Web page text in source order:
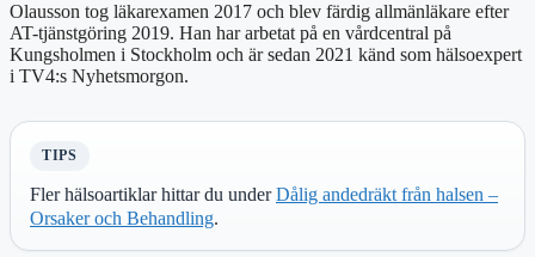
Olausson tog läkarexamen 2017 och blev färdig allmänläkare efter
AT-tjänstgöring 2019. Han har arbetat på en vårdcentral på
Kungsholmen i Stockholm och är sedan 2021 känd som hälsoexpert
i TV4:s Nyhetsmorgon.
TIPS
Fler hälsoartiklar hittar du underDålig andedräkt från halsen –
Orsaker och Behandling.